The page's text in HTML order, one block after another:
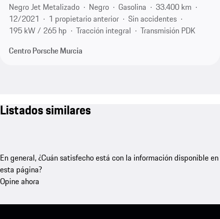
Negro Jet Metalizado
Negro Gasolina
33.400 km
12/2021
1 propietario anterior
Sin accidentes
195 kW / 265 hp
Tracción integral
Transmisión PDK
Centro Porsche Murcia
Listados similares
En general, ¿Cuán satisfecho está con la información disponible en
esta página?
Opine ahora